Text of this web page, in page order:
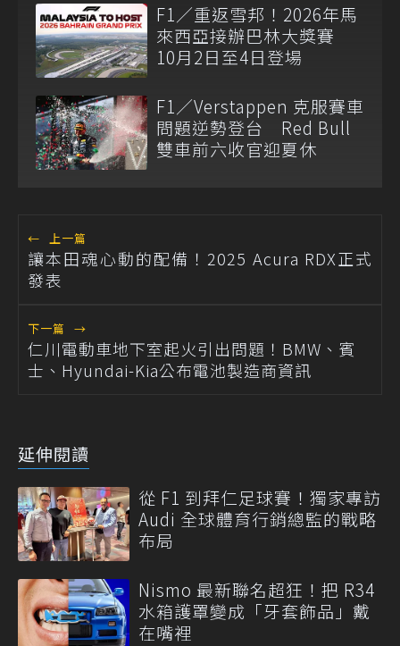
F1／重返雪邦！2026年馬
來西亞接辦巴林大獎賽
10月2日至4日登場
F1／Verstappen 克服賽車
問題逆勢登台 Red Bull
雙車前六收官迎夏休
← 上一篇
讓本田魂心動的配備！2025 Acura RDX正式
發表
下一篇 →
仁川電動車地下室起火引出問題！BMW、賓
士、Hyundai-Kia公布電池製造商資訊
延伸閱讀
從 F1 到拜仁足球賽！獨家專訪
Audi 全球體育行銷總監的戰略
布局
Nismo 最新聯名超狂！把 R34
水箱護罩變成「牙套飾品」戴
在嘴裡